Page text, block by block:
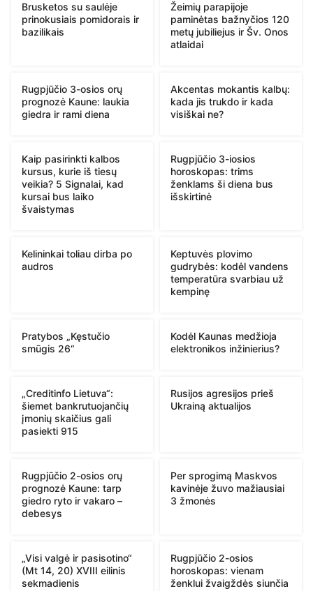
Brusketos su saulėje
prinokusiais pomidorais ir
bazilikais
Žeimių parapijoje
paminėtas bažnyčios 120
metų jubiliejus ir Šv. Onos
atlaidai
Rugpjūčio 3-osios orų
prognozė Kaune: laukia
giedra ir rami diena
Akcentas mokantis kalbų:
kada jis trukdo ir kada
visiškai ne?
Kaip pasirinkti kalbos
kursus, kurie iš tiesų
veikia? 5 Signalai, kad
kursai bus laiko
švaistymas
Rugpjūčio 3-iosios
horoskopas: trims
ženklams ši diena bus
išskirtinė
Kelininkai toliau dirba po
audros
Keptuvės plovimo
gudrybės: kodėl vandens
temperatūra svarbiau už
kempinę
Pratybos „Kęstučio
smūgis 26“
Kodėl Kaunas medžioja
elektronikos inžinierius?
„Creditinfo Lietuva“:
šiemet bankrutuojančių
įmonių skaičius gali
pasiekti 915
Rusijos agresijos prieš
Ukrainą aktualijos
Rugpjūčio 2-osios orų
prognozė Kaune: tarp
giedro ryto ir vakaro –
debesys
Per sprogimą Maskvos
kavinėje žuvo mažiausiai
3 žmonės
„Visi valgė ir pasisotino“
(Mt 14, 20) XVIII eilinis
sekmadienis
Rugpjūčio 2-osios
horoskopas: vienam
ženklui žvaigždės siunčia